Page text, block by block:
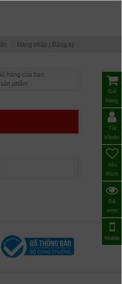
Đăng nhập | Đăng ký
hàng của bạn
sản phẩm
Giỏ
hàng
Tài
khoản
Yêu
thích
Đã
xem
Mobile